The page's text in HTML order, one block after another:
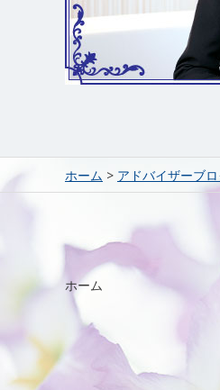
ホーム > アドバイザーブ
ホーム